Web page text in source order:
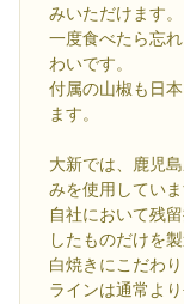
みいただけます。
一度食べたら忘
わいです。
付属の山椒も日
ます。
大新では、鹿児
みを使用していま
自社において残
したものだけを
白焼きにこだわ
ラインは通常よ